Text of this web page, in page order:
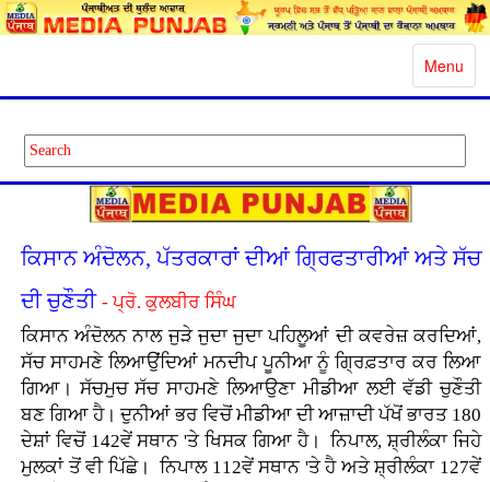
Toggle
Menu
ਕਿਸਾਨ ਅੰਦੋਲਨ, ਪੱਤਰਕਾਰਾਂ ਦੀਆਂ ਗ੍ਰਿਫਤਾਰੀਆਂ ਅਤੇ ਸੱਚ
ਦੀ ਚੁਣੌਤੀ - ਪ੍ਰੋ. ਕੁਲਬੀਰ ਸਿੰਘ
ਕਿਸਾਨ ਅੰਦੋਲਨ ਨਾਲ ਜੁੜੇ ਜੁਦਾ ਜੁਦਾ ਪਹਿਲੂਆਂ ਦੀ ਕਵਰੇਜ਼ ਕਰਦਿਆਂ,
ਸੱਚ ਸਾਹਮਣੇ ਲਿਆਉਂਦਿਆਂ ਮਨਦੀਪ ਪੂਨੀਆ ਨੂੰ ਗ੍ਰਿਫ਼ਤਾਰ ਕਰ ਲਿਆ
ਗਿਆ। ਸੱਚਮੁਚ ਸੱਚ ਸਾਹਮਣੇ ਲਿਆਉਣਾ ਮੀਡੀਆ ਲਈ ਵੱਡੀ ਚੁਣੌਤੀ
ਬਣ ਗਿਆ ਹੈ। ਦੁਨੀਆਂ ਭਰ ਵਿਚੋਂ ਮੀਡੀਆ ਦੀ ਆਜ਼ਾਦੀ ਪੱਖੋਂ ਭਾਰਤ 180
ਦੇਸ਼ਾਂ ਵਿਚੋਂ 142ਵੇਂ ਸਥਾਨ 'ਤੇ ਖਿਸਕ ਗਿਆ ਹੈ। ਨਿਪਾਲ, ਸ਼੍ਰੀਲੰਕਾ ਜਿਹੇ
ਮੁਲਕਾਂ ਤੋਂ ਵੀ ਪਿੱਛੇ। ਨਿਪਾਲ 112ਵੇਂ ਸਥਾਨ 'ਤੇ ਹੈ ਅਤੇ ਸ਼੍ਰੀਲੰਕਾ 127ਵੇਂ